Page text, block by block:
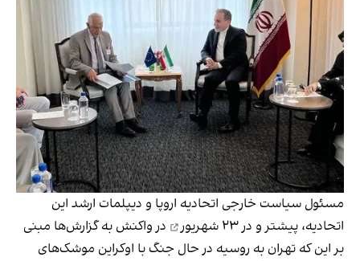
مسئول سیاست خارجی اتحادیه اروپا و دیپلمات ارشد این
اتحادیه، پیشتر و در ۲۳ شهریور
در واکنش به گزارش‌ها مبنی
بر این که تهران به روسیه در حال جنگ با اوکراین موشک‌های